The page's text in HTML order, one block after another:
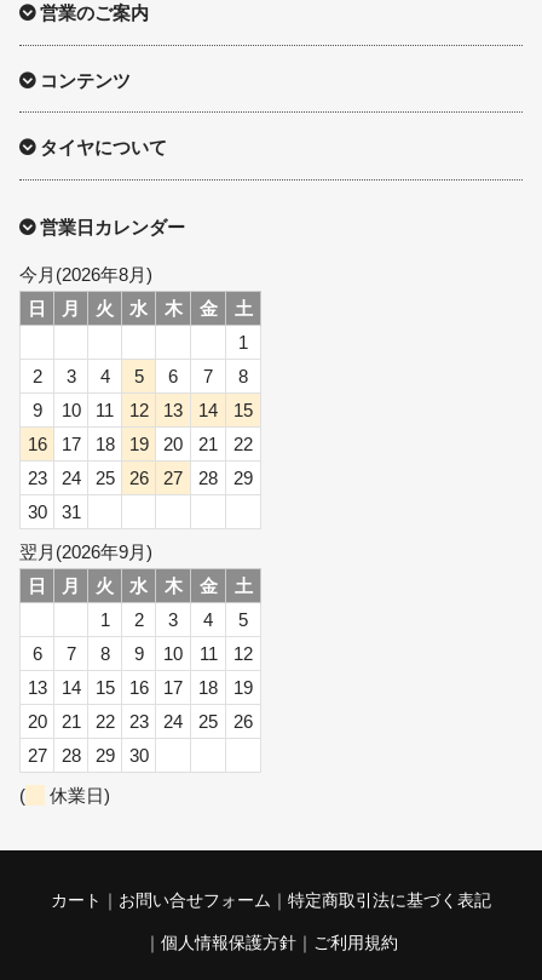
営業のご案内
コンテンツ
タイヤについて
営業日カレンダー
今月(2026年8月)
日
月 火 水 木 金
土
1
2
3 4 5 6 7
8
9
10 11 12 13 14
15
16
17 18 19 20 21
22
23
24 25 26 27 28
29
30
31
翌月(2026年9月)
日
月 火 水 木 金
土
1
2 3 4
5
6
7 8 9 10 11
12
13
14 15 16 17 18
19
20
21 22 23 24 25
26
27
28 29
30
(
休業日)
カート お問い合せフォーム 特定商取引法に基づく表記
個人情報保護方針 ご利用規約